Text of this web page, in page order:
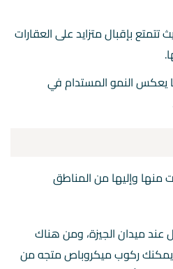
بإقبال متزايد على العقارات
يعكس النمو المستدام في
منها وإليها من المناطق
ميدان الجيزة، ومن هناك
الهضبة، كما يمكنك ركوب ميكروباص متجه من